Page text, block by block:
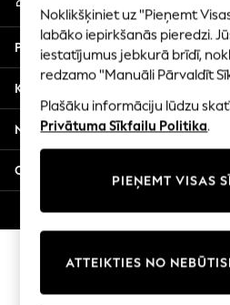
Shoes
Trousers
Shorts
Shirts
Polo Shirts
Sweatshirts & Jumpers
Multipacks
All Boys Sport &
Swimwear
Tops
Pierakstieties savā kontā
Palīdzība
Konfidencialitāte un juridiskā
Nodaļas
Citi pakalpojumi
© 2026 Next Germany GmbH.
Noklikšķiniet uz "Pieņemt
labāko iepirkšanās pieredzi.
iestatījumus jebkurā brīdī,
redzamo "Manuāli Pārvaldīt
Plašāku informāciju lūdzu
Privātuma Sīkfailu Politika.
PIEŅEMT VISAS
ATTEIKTIES NO